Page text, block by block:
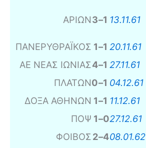
ΑΡΙΩΝ3–1 13.11.61
ΠΑΝΕΡΥΘΡΑΪΚΟΣ 1–1 20.11.61
ΑΕ ΝΕΑΣ ΙΩΝΙΑΣ4–1 27.11.61
ΠΛΑΤΩΝ0–1 04.12.61
ΔΟΞΑ ΑΘΗΝΩΝ 1–1 11.12.61
ΠΟΨ 1–027.12.61
ΦΟΙΒΟΣ2–408.01.62